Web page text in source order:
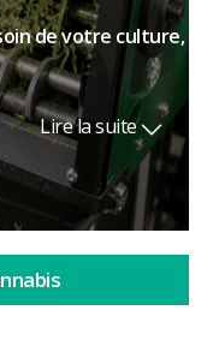
de votre culture,
Lire la suite